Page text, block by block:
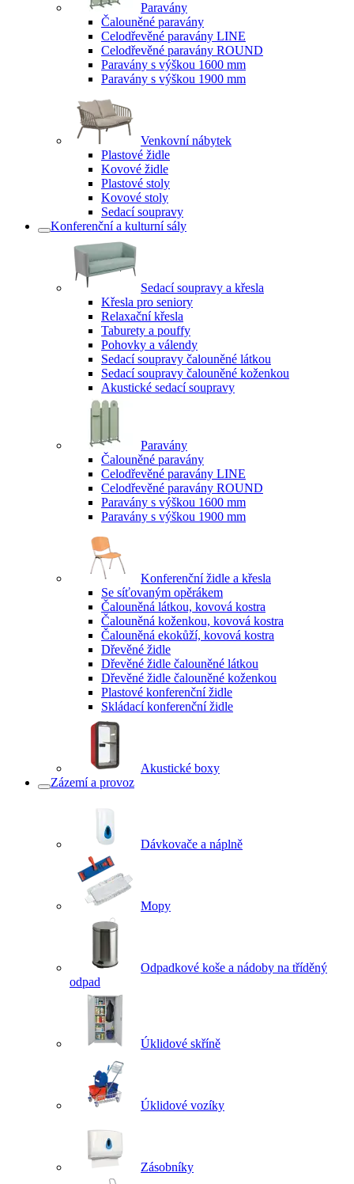
Paravány
Čalouněné paravány
Celodřevěné paravány LINE
Celodřevěné paravány ROUND
Paravány s výškou 1600 mm
Paravány s výškou 1900 mm
Venkovní nábytek
Plastové židle
Kovové židle
Plastové stoly
Kovové stoly
Sedací soupravy
Konferenční a kulturní sály
Sedací soupravy a křesla
Křesla pro seniory
Relaxační křesla
Taburety a pouffy
Pohovky a válendy
Sedací soupravy čalouněné látkou
Sedací soupravy čalouněné koženkou
Akustické sedací soupravy
Paravány
Čalouněné paravány
Celodřevěné paravány LINE
Celodřevěné paravány ROUND
Paravány s výškou 1600 mm
Paravány s výškou 1900 mm
Konferenční židle a křesla
Se síťovaným opěrákem
Čalouněná látkou, kovová kostra
Čalouněná koženkou, kovová kostra
Čalouněná ekokůží, kovová kostra
Dřevěné židle
Dřevěné židle čalouněné látkou
Dřevěné židle čalouněné koženkou
Plastové konferenční židle
Skládací konferenční židle
Akustické boxy
Zázemí a provoz
Dávkovače a náplně
Mopy
Odpadkové koše a nádoby na tříděný
odpad
Úklidové skříně
Úklidové vozíky
Zásobníky